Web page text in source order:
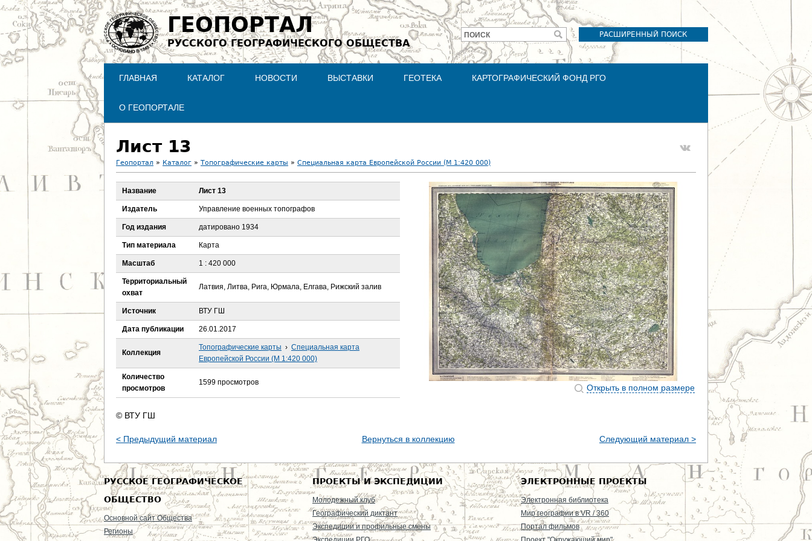
Jump to navigation
ГЕОПОРТАЛ
РУССКОГО ГЕОГРАФИЧЕСКОГО ОБЩЕСТВА
РАСШИРЕННЫЙ ПОИСК
Форма
поиска
ПОИСК
ГЛАВНАЯ КАТАЛОГ НОВОСТИ ВЫСТАВКИ ГЕОТЕКА КАРТОГРАФИЧЕСКИЙ ФОНД РГО
О ГЕОПОРТАЛЕ
Лист 13
В
ы
д
е
с
ь
Геопортал » Каталог » Топографические карты » Специальная карта Европейской России (М 1:420 000)
Открыть в полном размере
Название Лист 13
Издатель Управление военных топографов
Год издания датировано 1934
Тип материала Карта
Масштаб 1 : 420 000
Территориальный
охват
Латвия, Литва, Рига, Юрмала, Елгава, Рижский залив
Источник ВТУ ГШ
Дата публикации 26.01.2017
Коллекция
Топографические карты › Специальная карта
Европейской России (М 1:420 000)
Количество
просмотров
1599 просмотров
© ВТУ ГШ
< Предыдущий материал Вернуться в коллекцию Следующий материал >
РУССКОЕ ГЕОГРАФИЧЕСКОЕ
ОБЩЕСТВО
Основной сайт Общества
Регионы
ПРОЕКТЫ И ЭКСПЕДИЦИИ
Молодежный клуб
Географический диктант
Экспедиции и профильные смены
ЭЛЕКТРОННЫЕ ПРОЕКТЫ
Электронная библиотека
Мир географии в VR / 360
Портал фильмов